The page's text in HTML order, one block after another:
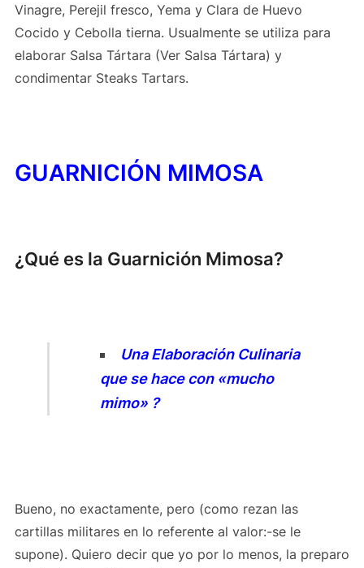
Vinagre, Perejil fresco, Yema y Clara de Huevo
Cocido y Cebolla tierna. Usualmente se utiliza para
elaborar Salsa Tártara (Ver Salsa Tártara) y
condimentar Steaks Tartars.
GUARNICIÓN MIMOSA
¿Qué es la Guarnición Mimosa?
Una Elaboración Culinaria
que se hace con «mucho
mimo» ?
Bueno, no exactamente, pero (como rezan las
cartillas militares en lo referente al valor:-se le
supone). Quiero decir que yo por lo menos, la preparo